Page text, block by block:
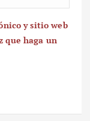
y sitio web
que haga un